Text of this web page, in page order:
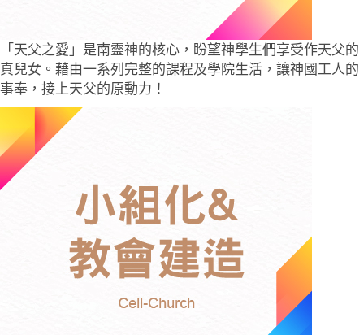
「天父之愛」是南靈神的核心，盼望神學生們享受作天父的
真兒女。藉由一系列完整的課程及學院生活，讓神國工人的
事奉，接上天父的原動力！